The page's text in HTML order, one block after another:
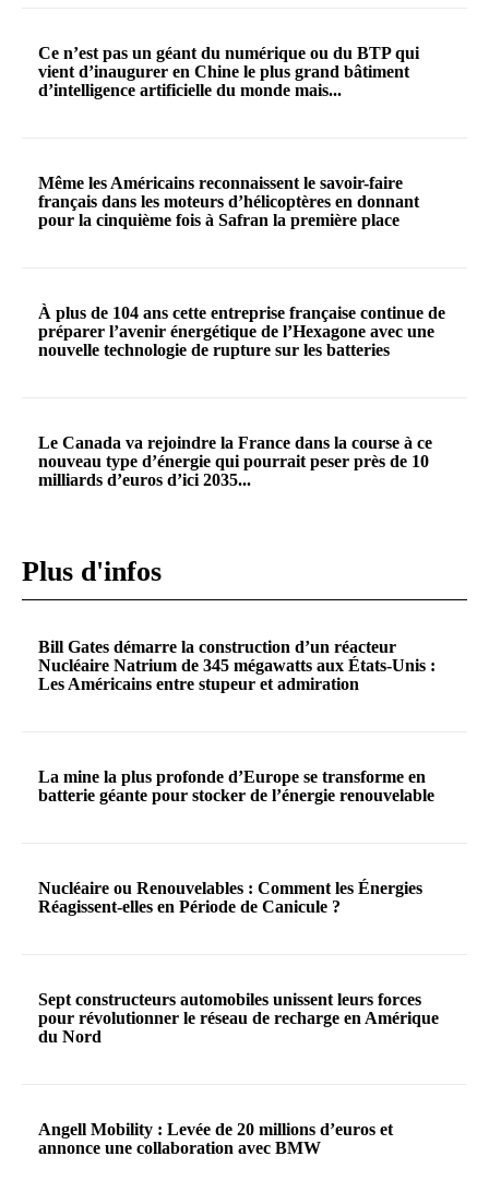
Ce n’est pas un géant du numérique ou du BTP qui
vient d’inaugurer en Chine le plus grand bâtiment
d’intelligence artificielle du monde mais...
Même les Américains reconnaissent le savoir-faire
français dans les moteurs d’hélicoptères en donnant
pour la cinquième fois à Safran la première place
À plus de 104 ans cette entreprise française continue de
préparer l’avenir énergétique de l’Hexagone avec une
nouvelle technologie de rupture sur les batteries
Le Canada va rejoindre la France dans la course à ce
nouveau type d’énergie qui pourrait peser près de 10
milliards d’euros d’ici 2035...
Plus d'infos
Bill Gates démarre la construction d’un réacteur
Nucléaire Natrium de 345 mégawatts aux États-Unis :
Les Américains entre stupeur et admiration
La mine la plus profonde d’Europe se transforme en
batterie géante pour stocker de l’énergie renouvelable
Nucléaire ou Renouvelables : Comment les Énergies
Réagissent-elles en Période de Canicule ?
Sept constructeurs automobiles unissent leurs forces
pour révolutionner le réseau de recharge en Amérique
du Nord
Angell Mobility : Levée de 20 millions d’euros et
annonce une collaboration avec BMW